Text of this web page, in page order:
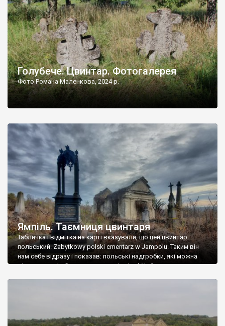
Голубече. Цвинтар. Фотогалерея
Фото Романа Маленкова, 2024 р.
Ямпіль. Таємниця цвинтаря
Табличка і відмітка на карті вказували, що цей цвинтар
польський. Zabytkowy polski cmentarz w Jampolu. Таким він
нам себе відразу і показав: польські надгробки, які можна
віднести до фабричних, польські епітафії… Загалом цвинтар